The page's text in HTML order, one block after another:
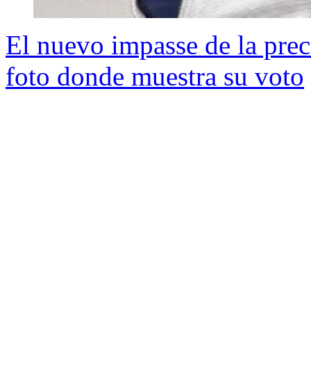
El nuevo impasse de la
foto donde muestra su voto